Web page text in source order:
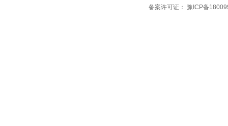
备案许可证： 豫ICP备